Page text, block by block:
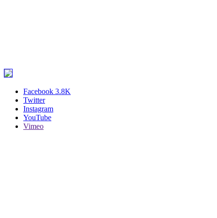
Facebook 3.8K
Twitter
Instagram
YouTube
Vimeo